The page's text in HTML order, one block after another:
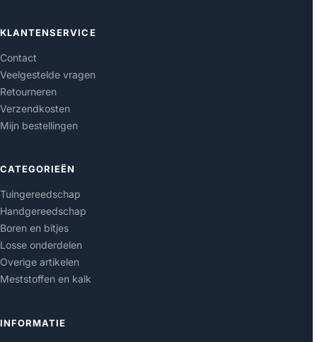
KLANTENSERVICE
Contact
Veelgestelde vragen
Retourneren
Verzendkosten
Mijn bestellingen
CATEGORIEËN
Tuingereedschap
Handgereedschap
Boren en bitjes
Losse onderdelen
Overige artikelen
Meststoffen en kalk
INFORMATIE